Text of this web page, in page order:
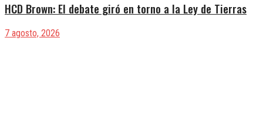
HCD Brown: El debate giró en torno a la Ley de Tierras
7 agosto, 2026